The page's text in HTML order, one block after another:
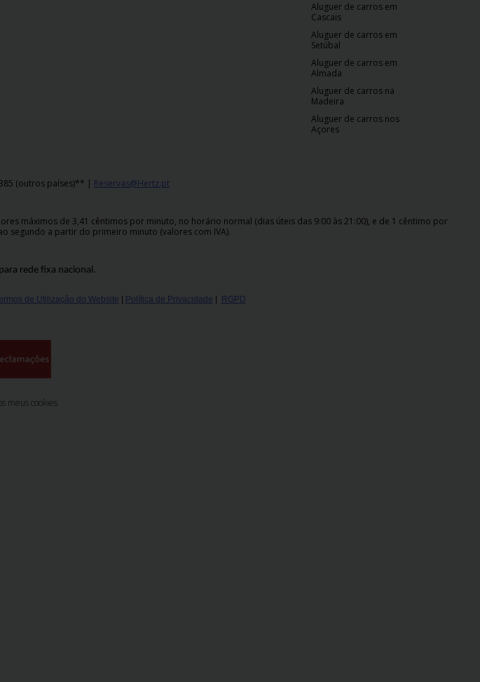
Aluguer de carros em
Cascais
Aluguer de carros em
Setúbal
Aluguer de carros em
Almada
Aluguer de carros na
Madeira
Aluguer de carros nos
Açores
(outros países)** | Reservas@Hertz.pt
máximos de 3,41 cêntimos por minuto, no horário normal (dias úteis das 9:00 às 21:00), e de 1 cêntimo por
segundo a partir do primeiro minuto (valores com IVA).
rede fixa nacional.
de Utilização do Website | Política de Privacidade | RGPD
meus cookies